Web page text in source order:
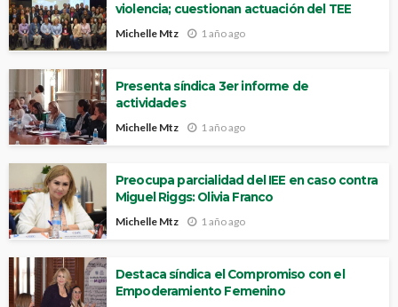
violencia; cuestionan actuación del TEE
Michelle Mtz 1 año ago
Presenta síndica 3er informe de
actividades
Michelle Mtz 1 año ago
Preocupa parcialidad del IEE en caso contra
Miguel Riggs: Olivia Franco
Michelle Mtz 1 año ago
Destaca síndica el Compromiso con el
Empoderamiento Femenino